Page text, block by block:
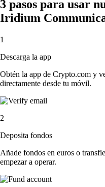
3 pasos para usar
Iridium
1
Descarga la app
Obtén la app de Crypto.com y
directamente desde tu móvil.
2
Deposita fondos
Añade fondos en euros o
empezar a operar.